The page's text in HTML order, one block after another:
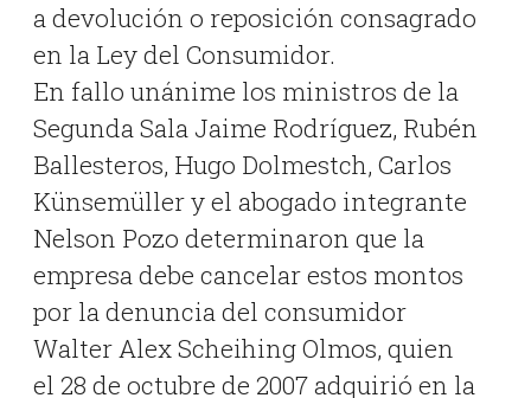
a devolución o reposición consagrado
en la Ley del Consumidor.
En fallo unánime los ministros de la
Segunda Sala Jaime Rodríguez, Rubén
Ballesteros, Hugo Dolmestch, Carlos
Künsemüller y el abogado integrante
Nelson Pozo determinaron que la
empresa debe cancelar estos montos
porla denuncia del consumidor
Walter Alex Scheihing Olmos, quien
el 28 de octubre de 2007 adquirió en la